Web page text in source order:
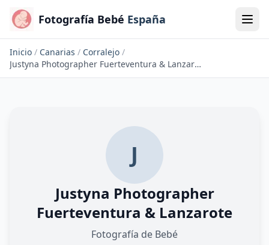
Fotografía Bebé España
Inicio / Canarias / Corralejo /
Justyna Photographer Fuerteventura & Lanzarote
J
Justyna Photographer
Fuerteventura & Lanzarote
Fotografía de Bebé